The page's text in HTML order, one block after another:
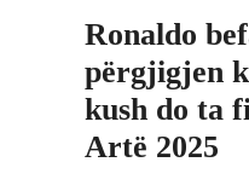
Ronaldo
përgjigjen
kush do ta
Artë 2025